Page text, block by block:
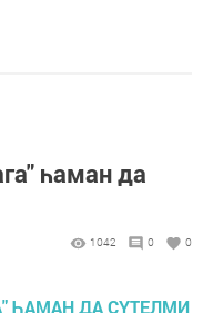
һаман да
1042 0 0